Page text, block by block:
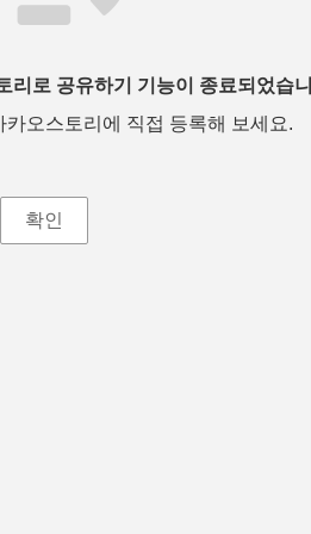
리로 공유하기 기능이 종료되었습
오스토리에 직접 등록해 보세요.
확인